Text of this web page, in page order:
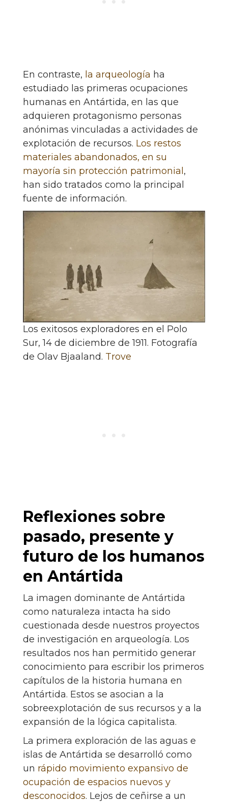
En contraste, la arqueología ha
estudiado las primeras ocupaciones
humanas en Antártida, en las que
adquieren protagonismo personas
anónimas vinculadas a actividades de
explotación de recursos. Los restos
materiales abandonados, en su
mayoría sin protección patrimonial ,
han sido tratados como la principal
fuente de información.
Los exitosos exploradores en el Polo
Sur, 14 de diciembre de 1911. Fotografía
de Olav Bjaaland. Trove
Reflexiones sobre
pasado, presente y
futuro de los humanos
en Antártida
La imagen dominante de Antártida
como naturaleza intacta ha sido
cuestionada desde nuestros proyectos
de investigación en arqueología. Los
resultados nos han permitido generar
conocimiento para escribir los primeros
capítulos de la historia humana en
Antártida. Estos se asocian a la
sobreexplotación de sus recursos y a la
expansión de la lógica capitalista.
La primera exploración de las aguas e
islas de Antártida se desarrolló como
un rápido movimiento expansivo de
ocupación de espacios nuevos y
desconocidos. Lejos de ceñirse a un